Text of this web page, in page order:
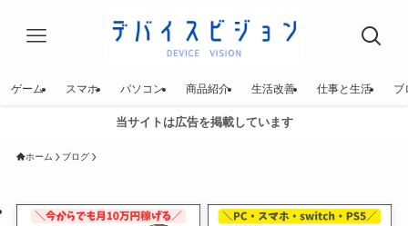
ゲーム スマホ パソコン 商品紹介 生活改善 仕事と生活 ブ
当サイトは広告を掲載しています
ホーム ブログ